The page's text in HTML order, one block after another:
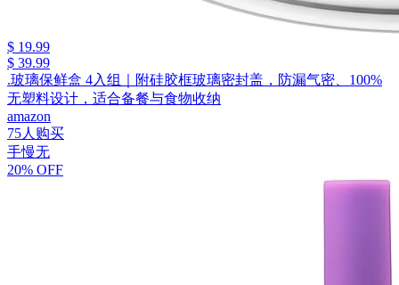
$ 19.99
$ 39.99
.玻璃保鲜盒 4入组｜附硅胶框玻璃密封盖，防漏气密、100%
无塑料设计，适合备餐与食物收纳
amazon
75人购买
手慢无
20% OFF